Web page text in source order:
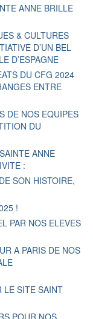
ANNE BRILLE
& CULTURES
D’UN BEL
D’ESPAGNE
DU CFG 2024
ENTRE
DE NOS EQUIPES
DU
ANNE
:
SON HISTOIRE,
!
PAR NOS ELEVES
A PARIS DE NOS
LE SITE SAINT